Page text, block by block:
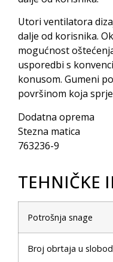
Utori ventilatora
dalje od korisnika.
mogućnost
usporedbi s
konusom. Gumeni
površinom koja
Dodatna oprema
Stezna matica
763236-9
TEHNIČKE
Potrošnja snage
Broj obrtaja u